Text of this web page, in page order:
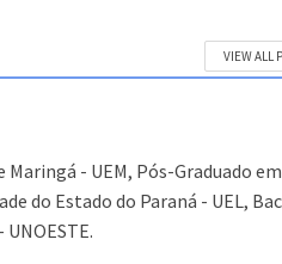
VIEW ALL
- UEM, Pós-Graduado em
do Estado do Paraná - UEL,